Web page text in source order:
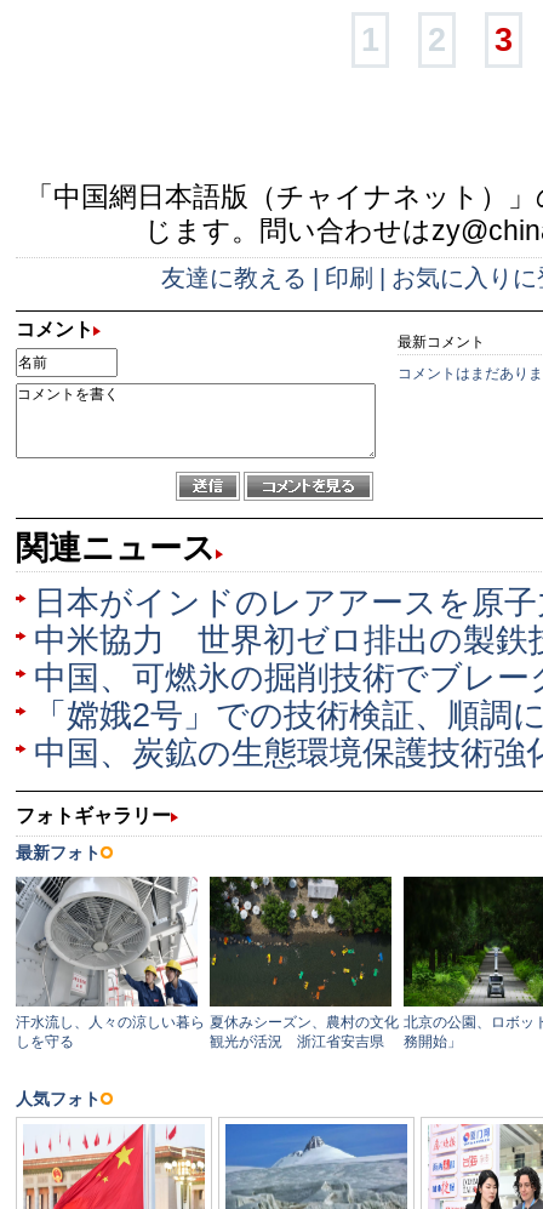
1 2 3
「中国網日本語版（チャイナネット）
じます。問い合わせは
友達に教える 印刷 お気に入りに
コメント
最新コメント
コメントはまだあり
関連ニュース
日本がインドのレアアースを原
中米協力 世界初ゼロ排出の製鉄
中国、可燃氷の掘削技術でブレー
「嫦娥2号」での技術検証、順調
中国、炭鉱の生態環境保護技術強